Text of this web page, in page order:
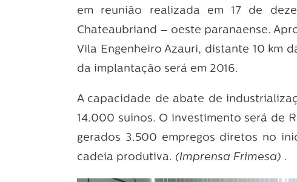
em reunião realizada em 17 de
Chateaubriand – oeste paranaense.
Vila Engenheiro Azauri, distante 10 km
da implantação será em 2016.
A capacidade de abate de
14.000 suínos. O investimento será de
gerados 3.500 empregos diretos no
cadeia produtiva. (Imprensa Frimesa) .